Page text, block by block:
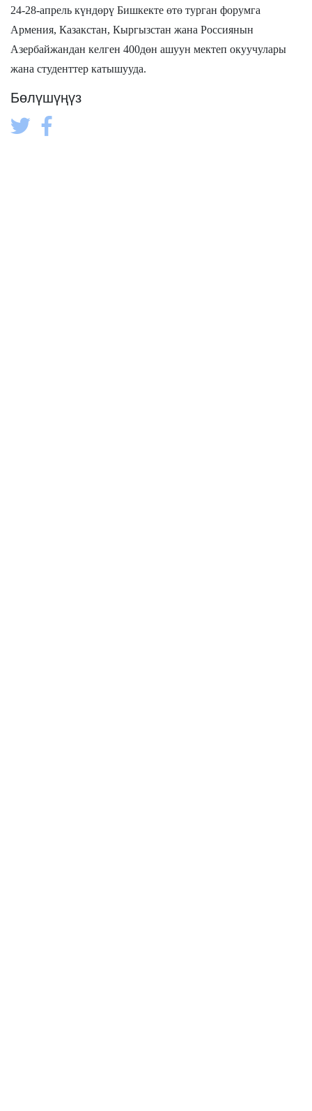
24-28-апрель күндөрү Бишкекте өтө турган форумга
Армения, Казакстан, Кыргызстан жана Россиянын
Азербайжандан келген 400дөн ашуун мектеп окуучулары
жана студенттер катышууда.
Бөлүшүңүз